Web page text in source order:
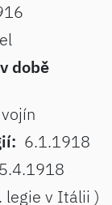
době
vojín
6.1.1918
legie v Itálii )